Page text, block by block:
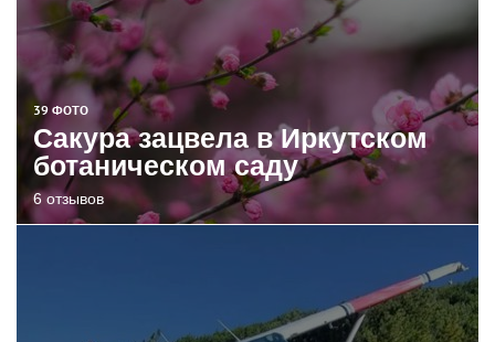
39 ФОТО
Сакура зацвела в Иркутском
ботаническом саду
6 отзывов